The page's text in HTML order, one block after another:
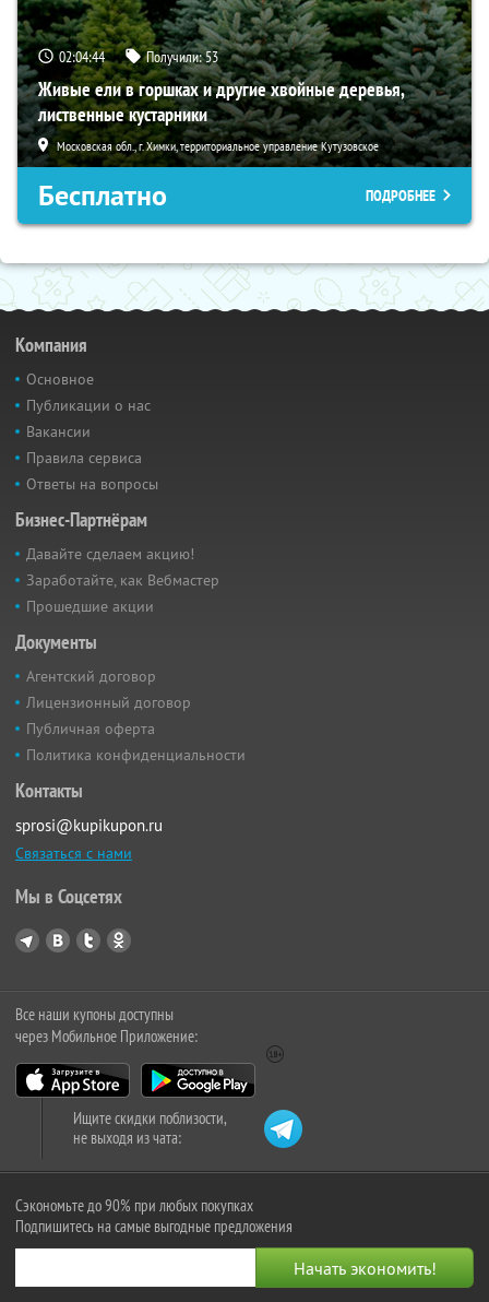
02:04:43 Получили:53
Живые ели в горшках и другие хвойные деревья,
лиственные кустарники
Московская обл., г. Химки, территориальное управление Кутузовское
Бесплатно ПОДРОБНЕЕ
Компания
Основное
Публикации о нас
Вакансии
Правила сервиса
Ответы на вопросы
Бизнес-Партнёрам
Давайте сделаем акцию!
Заработайте, как Вебмастер
Прошедшие акции
Документы
Агентский договор
Лицензионный договор
Публичная оферта
Политика конфиденциальности
Контакты
sprosi@kupikupon.ru
Связаться с нами
Мы в Соцсетях
Все наши купоны доступны
через Мобильное Приложение:
Ищите скидки поблизости,
не выходя из чата:
Сэкономьте до 90% при любых покупках
Подпишитесь на самые выгодные предложения